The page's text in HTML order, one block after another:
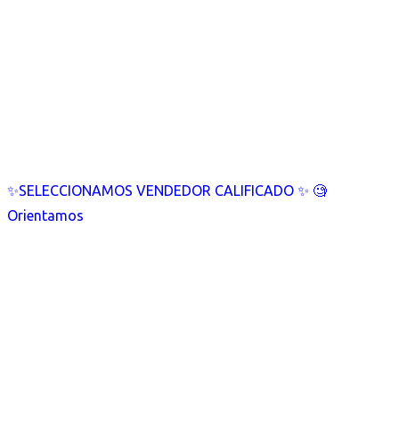
✨SELECCIONAMOS VENDEDOR CALIFICADO ✨ 🧐
Orientamos